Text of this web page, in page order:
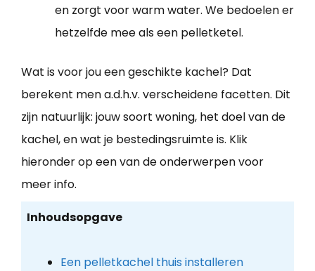
en zorgt voor warm water. We bedoelen er
hetzelfde mee als een pelletketel.
Wat is voor jou een geschikte kachel? Dat
berekent men a.d.h.v. verscheidene facetten. Dit
zijn natuurlijk: jouw soort woning, het doel van de
kachel, en wat je bestedingsruimte is. Klik
hieronder op een van de onderwerpen voor
meer info.
Inhoudsopgave
Een pelletkachel thuis installeren